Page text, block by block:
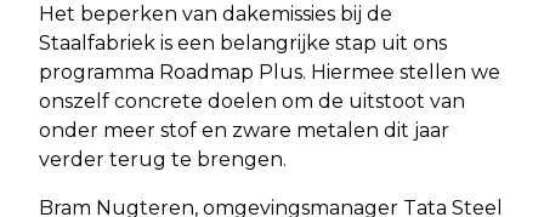
Het beperken van dakemissies bij de
Staalfabriek is een belangrijke stap uit ons
programma Roadmap Plus. Hiermee stellen we
onszelf concrete doelen om de uitstoot van
onder meer stof en zware metalen dit jaar
verder terug te brengen.
Bram Nugteren, omgevingsmanager Tata Steel